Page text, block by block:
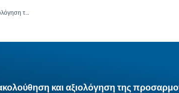
6.5 Παρακολούθηση και αξιολόγηση της προσαρμογής: Αυτοέλεγχος
και αξιολόγηση της